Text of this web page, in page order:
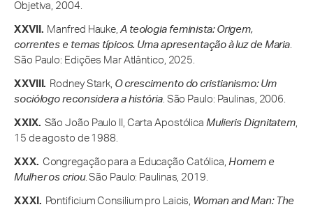
Objetiva, 2004.
Manfred Hauke,A teologia feminista: Origem,
correntes e temas típicos. Uma apresentação à luz de Maria.
São Paulo: Edições Mar Atlântico, 2025.
Rodney Stark, O crescimento do cristianismo: Um
sociólogo reconsidera a história. São Paulo: Paulinas, 2006.
São João Paulo II, Carta Apostólica Mulieris Dignitatem,
15 de agosto de 1988.
Congregação para a Educação Católica, Homem e
Mulher os criou. São Paulo: Paulinas, 2019.
Pontificium Consilium pro Laicis, Woman and Man: The